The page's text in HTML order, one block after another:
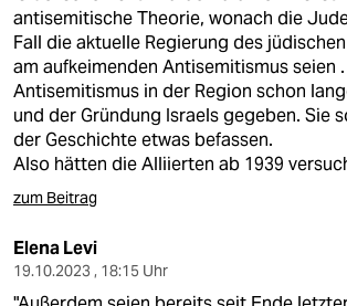
antisemitische Theorie, wonach die
Fall die aktuelle Regierung des
am aufkeimenden Antisemitismus seien
Antisemitismus in der Region schon
und der Gründung Israels gegeben. Sie
der Geschichte etwas befassen.
Also hätten die Alliierten ab 1939
zum Beitrag
Elena Levi
19.10.2023 , 18:15 Uhr